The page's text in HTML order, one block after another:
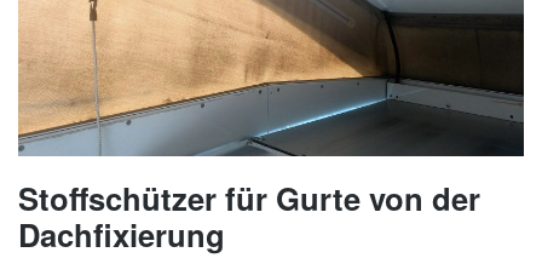
Stoffschützer für Gurte von der
Dachfixierung